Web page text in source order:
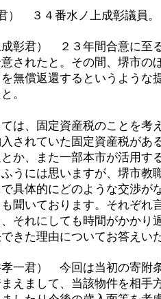
） ３４番水ノ上成彰議員。
彰君） ２３年間合意に至
されたと。その間、堺市の
無償返還するというような
。
は、固定資産税のことを考
されていた固定資産税があ
か、また一部本市が活用す
うには思いますが、堺市教
具体的にどのような交渉が
聞いております。それぞれ
それにしても時間がかかり
きた理由についてお答えい
一君） 今回は当初の寄附
えまして、当該物件を相手